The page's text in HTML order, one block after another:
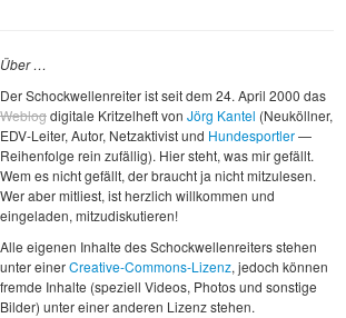
Über …
Der Schockwellenreiter ist seit dem 24. April 2000 das
Weblogdigitale Kritzelheft von Jörg Kantel (Neuköllner,
EDV-Leiter, Autor, Netzaktivist und Hundesportler—
Reihenfolge rein zufällig). Hier steht, was mir gefällt.
Wem es nicht gefällt, der braucht ja nicht mitzulesen.
Wer aber mitliest, ist herzlich willkommen und
eingeladen, mitzudiskutieren!
Alle eigenen Inhalte des Schockwellenreiters stehen
unter einerCreative-Commons-Lizenz, jedoch können
fremde Inhalte (speziell Videos, Photos und sonstige
Bilder) unter einer anderen Lizenz stehen.